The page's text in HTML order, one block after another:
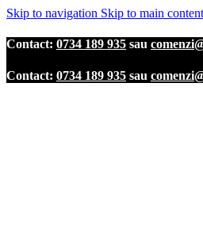
Skip to navigation Skip to main content
Contact: 0734 189 935 sau
Contact: 0734 189 935 sau